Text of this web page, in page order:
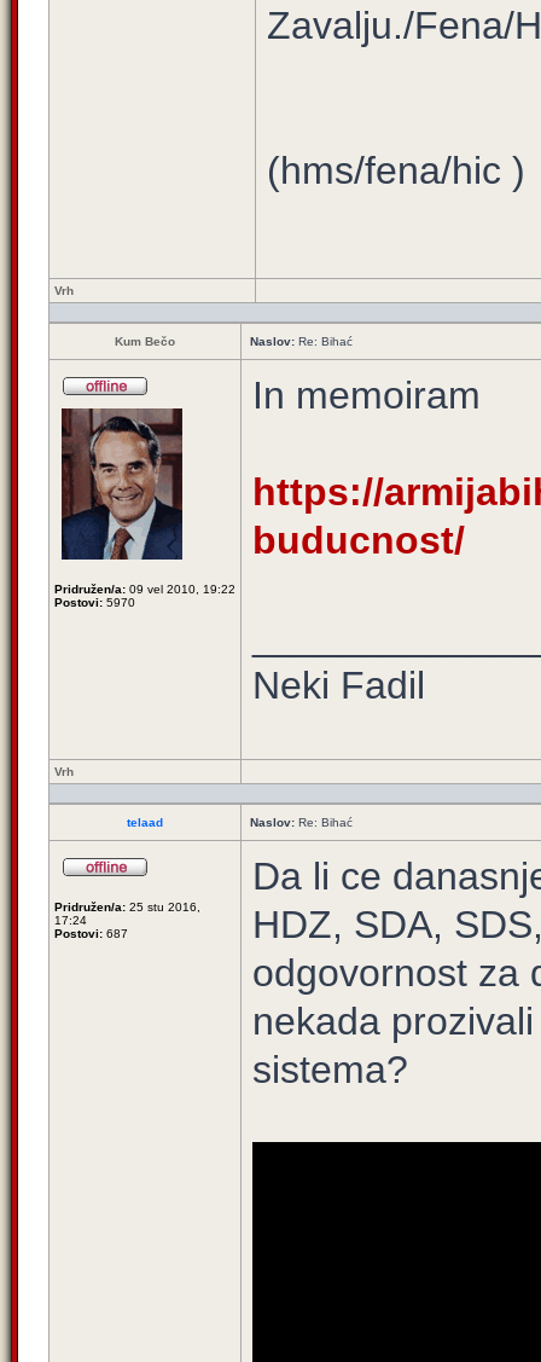
Zavalju./Fena/
(hms/fena/hic )
Vrh
Kum Bečo Naslov: Re: Bihać
Pridružen/a: 09 vel 2010, 19:22
Postovi: 5970
In memoiram
https://
buducnost/
Neki Fadil
Vrh
telaad Naslov: Re: Bihać
Pridružen/a: 25 stu 2016,
17:24
Postovi: 687
Da li ce
HDZ, SDA,
odgovornost za
nekada
sistema?